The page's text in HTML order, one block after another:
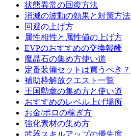
状態異常の回復方法
消滅の波動の効果と対策方法
回避の上げ方
属性相性と属性値の上げ方
EVPのおすすめの交換報酬
魔晶石の集め方使い道
定番装備セットは買うべき？
補助枠解放クエスト一覧
王国勲章の集め方と使い道
おすすめのレベル上げ場所
お金/ポロの稼ぎ方
強化素材の集め方
武器スキルアップの優先度